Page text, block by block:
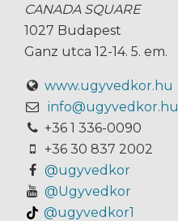
CANADA SQUARE
1027 Budapest
Ganz utca 12-14. 5. em.
www.ugyvedkor.hu
info@ugyvedkor.hu
+36 1 336-0090
+36 30 837 2002
@ugyvedkor
@Ugyvedkor
@ugyvedkor1